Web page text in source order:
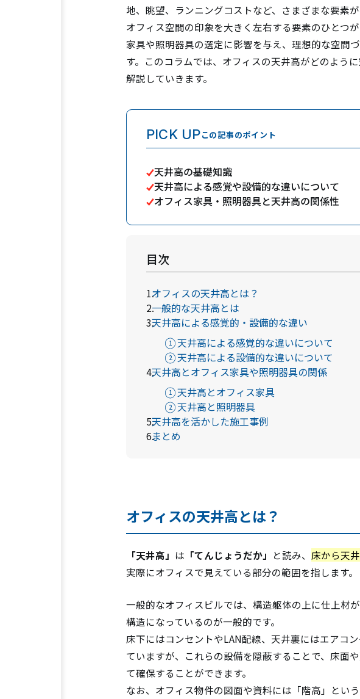
REASON 選ばれる理由
地、眺望、ランニングコストなど、さまざまな要素
オフィス空間の印象を大きく左右する要素のひとつ
家具や照明器具の選定に影響を与え、理想的な空間
す。このコラムでは、オフィスの天井高がどのよう
解説していきます。
PICK UPこの記事のポイント
天井高の基礎知識
天井高による感覚や設備的な違いについて
オフィス家具・照明器具と天井高の関係性
目次
オフィスの天井高とは？
一般的な天井高とは
天井高による感覚的・設備的な違い
天井高による感覚的な違いについて
天井高による設備的な違いについて
天井高とオフィス家具や照明器具の関係
天井高とオフィス家具
天井高と照明器具
天井高を活かした施工事例
まとめ
オフィスの天井高とは？
「天井高」 は 「てんじょうだか」 と読み、 床から天
実際にオフィスで見えている部分の範囲を指します。
一般的なオフィスビルでは、構造躯体の上に仕上材
構造になっているのが一般的です。
床下にはコンセントやLAN配線、天井裏にはエアコ
ていますが、これらの設備を隠蔽することで、床面
て確保することができます。
なお、オフィス物件の図面や資料には「階高」とい